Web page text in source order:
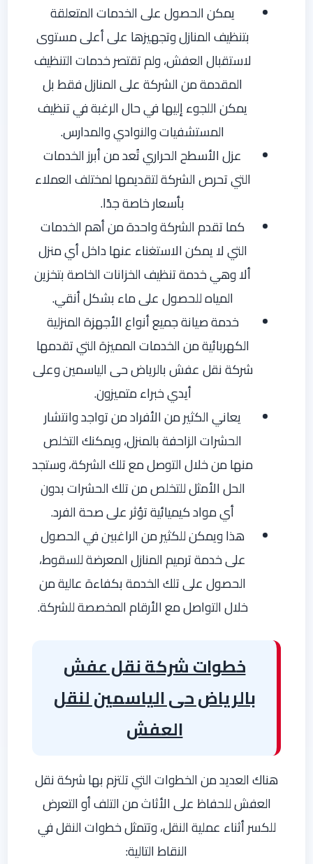
يمكن الحصول على الخدمات المتعلقة
بتنظيف المنازل وتجهيزها على أعلى مستوى
لاستقبال العفش، ولم تقتصر خدمات التنظيف
المقدمة من الشركة على المنازل فقط بل
يمكن اللجوء إليها في حال الرغبة في تنظيف
المستشفيات والنوادي والمدارس.
عزل الأسطح الحراري تُعد من أبرز الخدمات
التي تحرص الشركة لتقديمها لمختلف العملاء
بأسعار خاصة جدًا.
كما تقدم الشركة واحدة من أهم الخدمات
التي لا يمكن الاستغناء عنها داخل أي منزل
ألا وهي خدمة تنظيف الخزانات الخاصة بتخزين
المياه للحصول على ماء بشكل أنقي.
خدمة صيانة جميع أنواع الأجهزة المنزلية
الكهربائية من الخدمات المميزة التي تقدمها
شركة نقل عفش بالرياض حى الياسمين وعلى
أيدي خبراء متميزون.
يعاني الكثير من الأفراد من تواجد وانتشار
الحشرات الزاحفة بالمنزل، ويمكنك التخلص
منها من خلال التوصل مع تلك الشركة، وستجد
الحل الأمثل للتخلص من تلك الحشرات بدون
أي مواد كيميائية تؤثر على صحة الفرد.
هذا ويمكن للكثير من الراغبين في الحصول
على خدمة ترميم المنازل المعرضة للسقوط،
الحصول على تلك الخدمة بكفاءة عالية من
خلال التواصل مع الأرقام المخصصة للشركة.
خطوات شركة نقل عفش
بالرياض حى الياسمين لنقل
العفش
هناك العديد من الخطوات التي تلتزم بها شركة نقل
العفش للحفاظ على الأثاث من التلف أو التعرض
للكسر أثناء عملية النقل، وتتمثل خطوات النقل في
النقاط التالية: